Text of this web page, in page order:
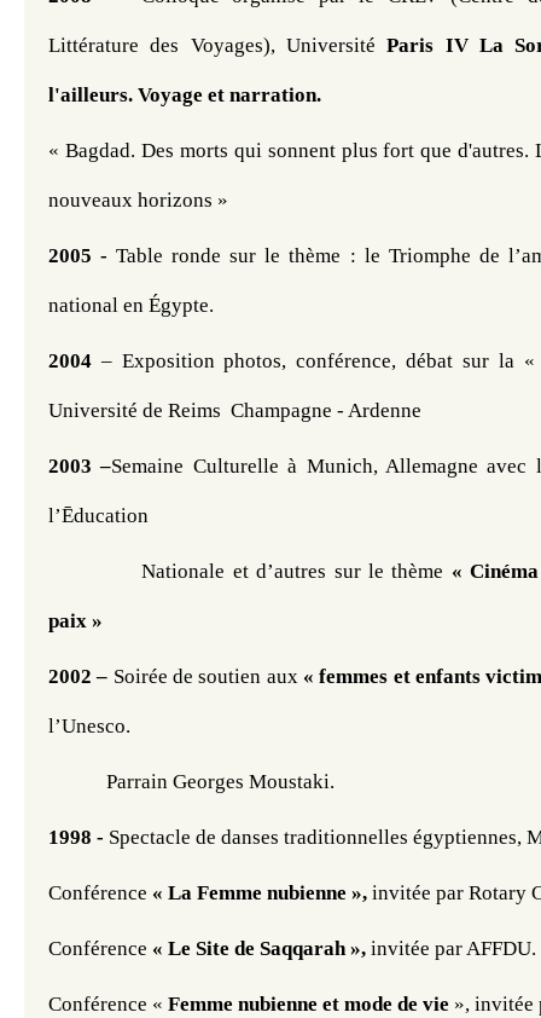
Littérature des Voyages), Université Paris IV La
l'ailleurs. Voyage et narration.
« Bagdad. Des morts qui sonnent plus fort que d'autres.
nouveaux horizons »
2005 - Table ronde sur le thème : le Triomphe de
national en Égypte.
2004 – Exposition photos, conférence, débat sur la
Université de Reims  Champagne - Ardenne
2003 –Semaine Culturelle à Munich, Allemagne avec
l’Ēducation
Nationale et d’autres sur le thème «
paix »
2002 – Soirée de soutien aux « femmes et enfants
l’Unesco.
Parrain Georges Moustaki.
1998 - Spectacle de danses traditionnelles égyptiennes,
Conférence « La Femme nubienne », invitée par Rotary
Conférence « Le Site de Saqqarah », invitée par AFFDU.
Conférence « Femme nubienne et mode de vie », invitée